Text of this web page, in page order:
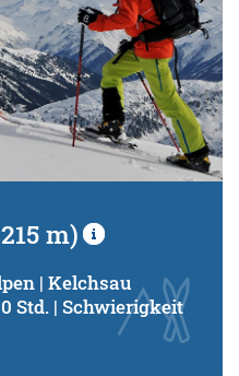
m)
| Kelchsau
Std. | Schwierigkeit